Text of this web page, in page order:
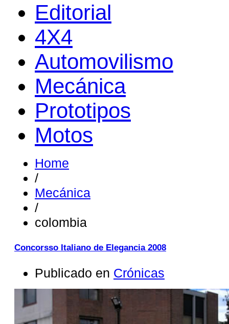
Editorial
4X4
Automovilismo
Mecánica
Prototipos
Motos
Home
/
Mecánica
/
colombia
Concorsso Italiano de Elegancia 2008
Publicado en Crónicas